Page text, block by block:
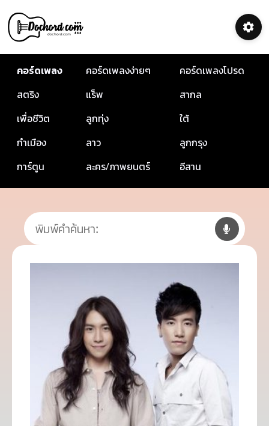
คอร์ดเพลง คอร์ดเพลงง่ายๆ
คอร์ดเพลงโปรด
สตริง
แร็พ
สากล
เพื่อชีวิต
ลูกทุ่ง
ใต้
กำเมือง
ลาว
ลูกกรุง
การ์ตูน
ละคร/ภาพยนตร์ อีสาน